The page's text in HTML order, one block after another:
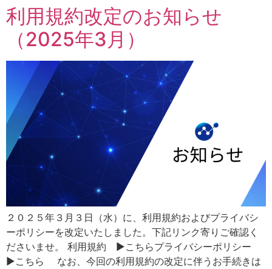
利用規約改定のお知らせ
（2025年3月）
２０２５年３月３日（水）に、利用規約およびプライバシ
ーポリシーを改定いたしました。下記リンク寄りご確認く
ださいませ。 利用規約 ▶こちらプライバシーポリシー
▶こちら なお、今回の利用規約の改定に伴うお手続きは